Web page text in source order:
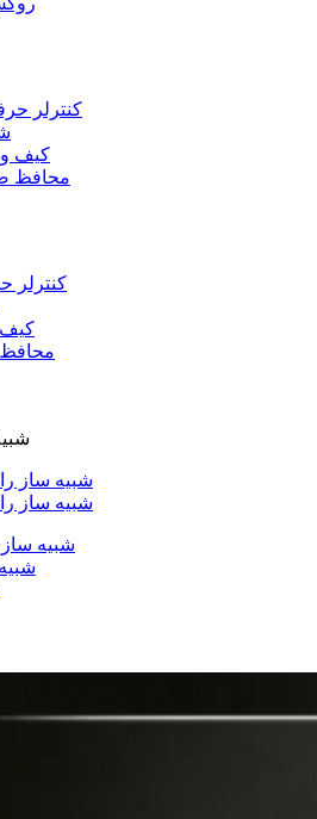
کنترلر
کیف و
محافظ
کنترلر
کیف
محافظ
شبیه ساز
شبیه ساز
شبیه